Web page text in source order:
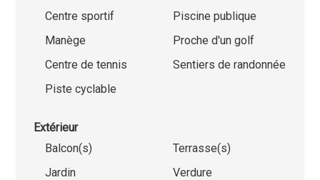
Centre sportif
Piscine publique
Manège
Proche d'un golf
Centre de tennis
Sentiers de randonnée
Piste cyclable
Extérieur
Balcon(s)
Terrasse(s)
Jardin
Verdure